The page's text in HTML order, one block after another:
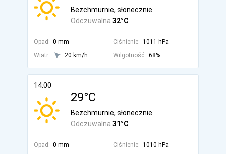
Odczuwalna 32°C
Bezchmurnie, słonecznie
Opad: 0 mm Ciśnienie: 1011 hPa
Wiatr:
20 km/h Wilgotność: 68%
14:00
29°C
Odczuwalna 31°C
Bezchmurnie, słonecznie
Opad: 0 mm Ciśnienie: 1010 hPa